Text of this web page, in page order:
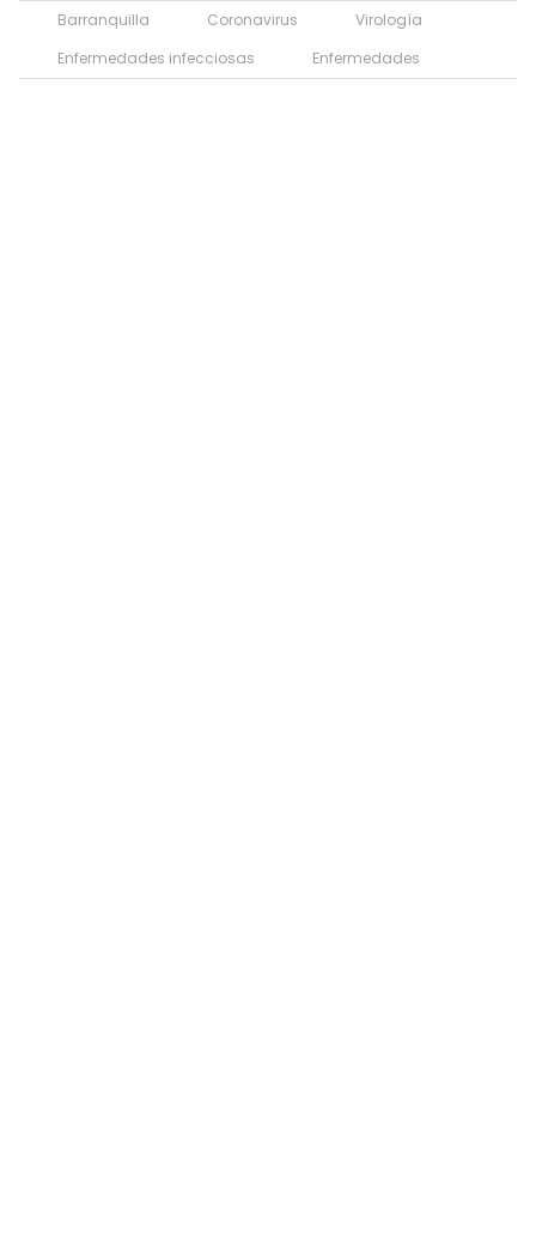
Barranquilla Coronavirus
Virología
Enfermedades infecciosas
Enfermedades